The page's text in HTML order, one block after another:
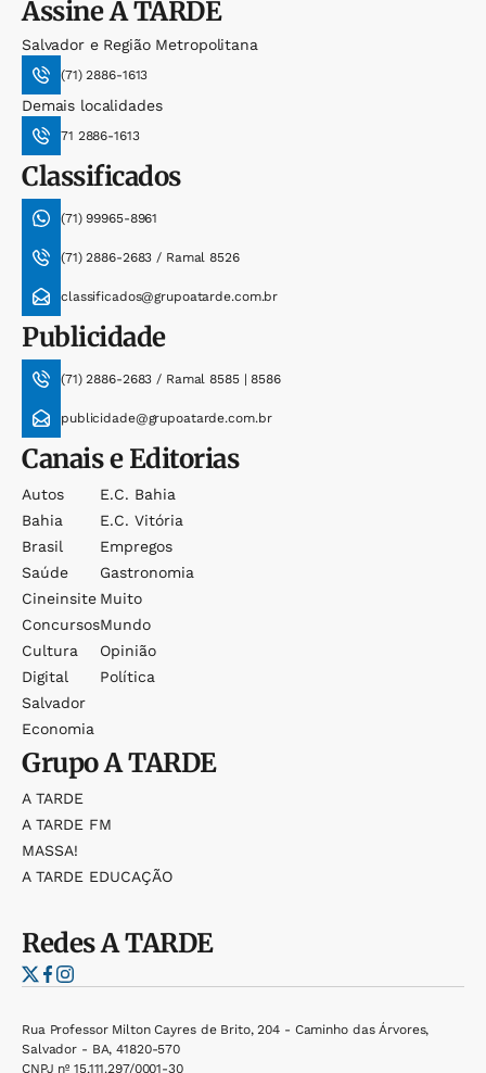
AssineA TARDE
Salvador e Região Metropolitana
(71) 2886-1613
Demais localidades
71 2886-1613
Classificados
(71) 99965-8961
(71) 2886-2683 / Ramal 8526
classificados@grupoatarde.com.br
Publicidade
(71) 2886-2683 / Ramal 8585 | 8586
publicidade@grupoatarde.com.br
Canais e Editorias
Autos
Bahia
Brasil
Saúde
Cineinsite
Concursos
Cultura
Digital
Salvador
Economia
E.c. Bahia
E.c. Vitória
Empregos
Gastronomia
Muito
Mundo
Opinião
Política
GrupoA TARDE
A TARDE
A TARDE FM
MASSA!
A TARDE EDUCAÇÃO
RedesA TARDE
Rua Professor Milton Cayres de Brito, 204 - Caminho das Árvores,
Salvador - BA, 41820-570
CNPJ nº 15.111.297/0001-30